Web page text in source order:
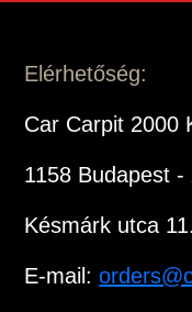
Elérhetőség:
Car Carpit 2000
1158 Budapest -
Késmárk utca
E-mail: